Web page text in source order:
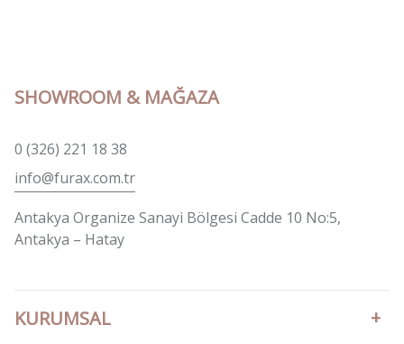
SHOWROOM & MAĞAZA
0 (326) 221 18 38
info@furax.com.tr
Antakya Organize Sanayi Bölgesi Cadde 10 No:5,
Antakya – Hatay
KURUMSAL